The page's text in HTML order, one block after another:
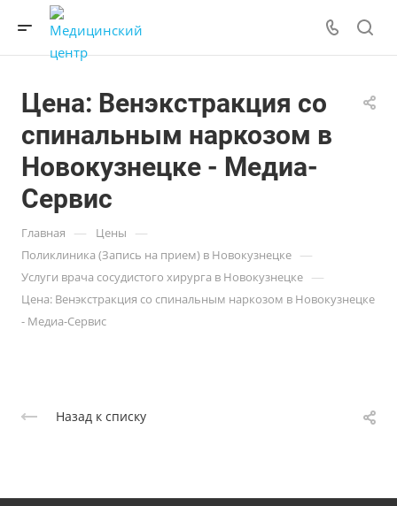
Цена: Венэкстракция со
спинальным наркозом в
Новокузнецке - Медиа-
Сервис
Главная — Цены —
Поликлиника (Запись на прием) в Новокузнецке —
Услуги врача сосудистого хирурга в Новокузнецке —
Цена: Венэкстракция со спинальным наркозом в Новокузнецке
- Медиа-Сервис
Назад к списку